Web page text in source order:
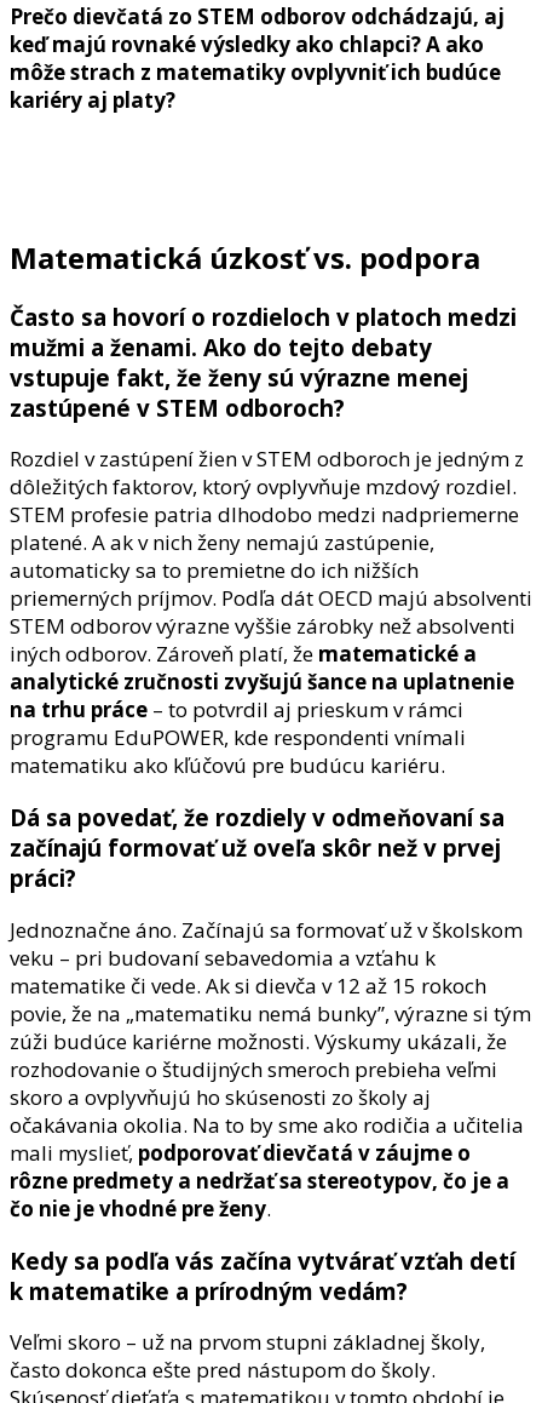
Prečo dievčatá zo STEM odborov odchádzajú, aj
keď majú rovnaké výsledky ako chlapci? A ako
môže strach z matematiky ovplyvniť ich budúce
kariéry aj platy?
Matematická úzkosť vs. podpora
Často sa hovorí o rozdieloch v platoch medzi
mužmi a ženami. Ako do tejto debaty
vstupuje fakt, že ženy sú výrazne menej
zastúpené v STEM odboroch?
Rozdiel v zastúpení žien v STEM odboroch je jedným z
dôležitých faktorov, ktorý ovplyvňuje mzdový rozdiel.
STEM profesie patria dlhodobo medzi nadpriemerne
platené. A ak v nich ženy nemajú zastúpenie,
automaticky sa to premietne do ich nižších
priemerných príjmov. Podľa dát OECD majú absolventi
STEM odborov výrazne vyššie zárobky než absolventi
iných odborov. Zároveň platí, že matematické a
analytické zručnosti zvyšujú šance na uplatnenie
na trhu práce – to potvrdil aj prieskum v rámci
programu EduPOWER, kde respondenti vnímali
matematiku ako kľúčovú pre budúcu kariéru.
Dá sa povedať, že rozdiely v odmeňovaní sa
začínajú formovať už oveľa skôr než v prvej
práci?
Jednoznačne áno. Začínajú sa formovať už v školskom
veku – pri budovaní sebavedomia a vzťahu k
matematike či vede. Ak si dievča v 12 až 15 rokoch
povie, že na „matematiku nemá bunky”, výrazne si tým
zúži budúce kariérne možnosti. Výskumy ukázali, že
rozhodovanie o študijných smeroch prebieha veľmi
skoro a ovplyvňujú ho skúsenosti zo školy aj
očakávania okolia. Na to by sme ako rodičia a učitelia
mali myslieť, podporovať dievčatá v záujme o
rôzne predmety a nedržať sa stereotypov, čo je a
čo nie je vhodné pre ženy.
Kedy sa podľa vás začína vytvárať vzťah detí
k matematike a prírodným vedám?
Veľmi skoro – už na prvom stupni základnej školy,
často dokonca ešte pred nástupom do školy.